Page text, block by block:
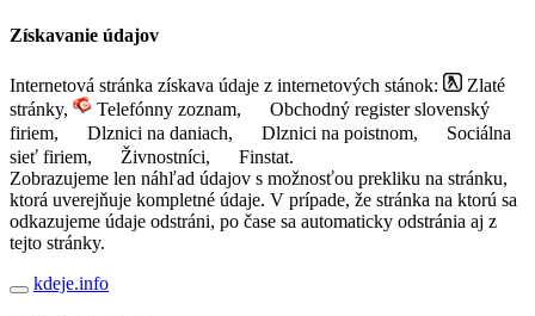
Získavanie údajov
Internetová stránka získava údaje z internetových stánok:
Zlaté
stránky,
Telefónny zoznam,
Obchodný register slovenský
firiem,
Dlznici na daniach, Dlznici na poistnom,
Sociálna
sieť firiem,
Živnostníci,
Finstat.
Zobrazujeme len náhľad údajov s možnosťou prekliku na stránku,
ktorá uverejňuje kompletné údaje. V prípade, že stránka na ktorú sa
odkazujeme údaje odstráni, po čase sa automaticky odstránia aj z
tejto stránky.
kdeje.info